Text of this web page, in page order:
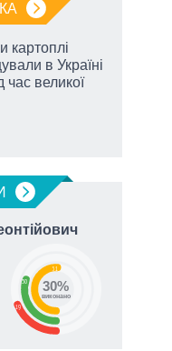
картоплі
в Україні
час великої
19
30
51
30%
виконано